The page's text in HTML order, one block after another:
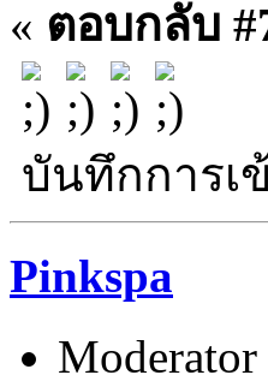
« ตอบกลับ
บันทึกการเ
Pinkspa
Moderator